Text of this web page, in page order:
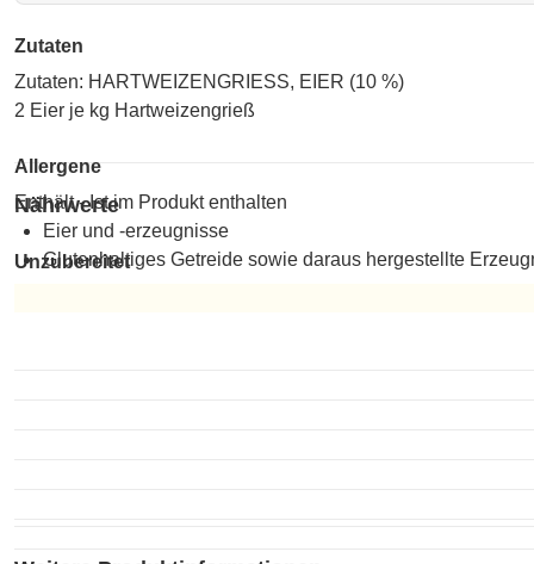
Zutaten
Zutaten: HARTWEIZENGRIESS, EIER (10 %)
2 Eier je kg Hartweizengrieß
Allergene
Enthält - Ist im Produkt enthalten
Eier und -erzeugnisse
Glutenhaltiges Getreide sowie daraus hergestellte
Nährwerte
Unzubereitet